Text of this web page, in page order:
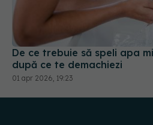
De ce trebuie să speli apa
după ce te demachiezi
01 apr 2026, 19:23